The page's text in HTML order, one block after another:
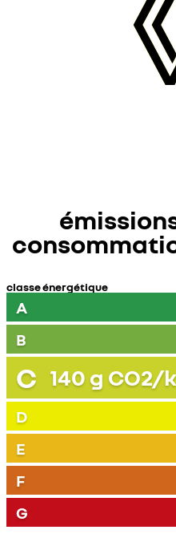
classe énergétique
A
B
C 140 g CO2/
D
E
F
G